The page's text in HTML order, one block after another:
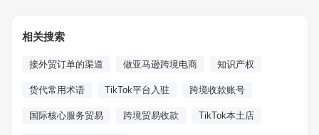
相关搜索
接外贸订单的渠道 做亚马逊跨境电商 知识产权
货代常用术语 TikTok平台入驻 跨境收款账号
国际核心服务贸易 跨境贸易收款 TikTok本土店